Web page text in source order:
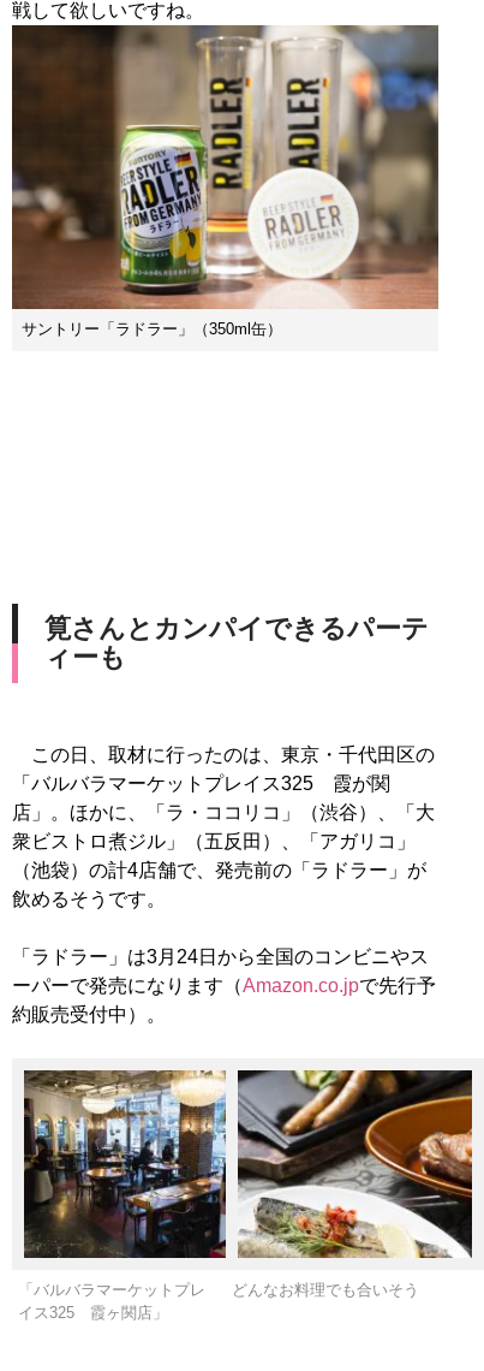
サントリー「ラドラー」（350ml缶）
筧さんとカンパイできるパーテ
ィーも
この日、取材に行ったのは、東京・千代田区の
「バルバラマーケットプレイス325 霞が関
店」。ほかに、「ラ・ココリコ」（渋谷）、「大
衆ビストロ煮ジル」（五反田）、「アガリコ」
（池袋）の計4店舗で、発売前の「ラドラー」が
飲めるそうです。
「ラドラー」は3月24日から全国のコンビニやス
ーパーで発売になります（Amazon.co.jpで先行予
約販売受付中）。
「バルバラマーケットプレ
イス325 霞ヶ関店」
どんなお料理でも合いそう